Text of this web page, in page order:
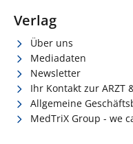
Verlag
Über uns
Mediadaten
Newsletter
Ihr Kontakt zur ARZT
Allgemeine
MedTriX Group - we